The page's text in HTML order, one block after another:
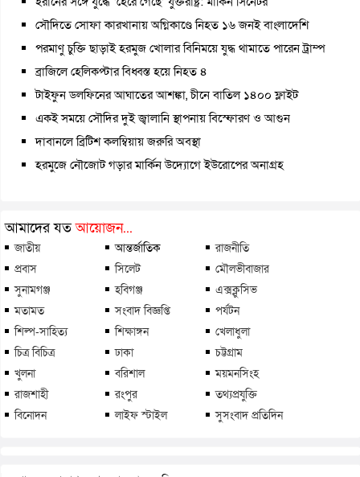
সৌদিতে সোফা কারখানায় অগ্নিকাণ্ডে নিহত ১৬ জনই বাংলাদেশি
পরমাণু চুক্তি ছাড়াই হরমুজ খোলার বিনিময়ে যুদ্ধ থামাতে পারেন ট্রাম্প
ব্রাজিলে হেলিকপ্টার বিধ্বস্ত হয়ে নিহত ৪
টাইফুন ডলফিনের আঘাতের আশঙ্কা, চীনে বাতিল ১৪০০ ফ্লাইট
একই সময়ে সৌদির দুই জ্বালানি স্থাপনায় বিস্ফোরণ ও আগুন
দাবানলে ব্রিটিশ কলম্বিয়ায় জরুরি অবস্থা
হরমুজে নৌজোট গড়ার মার্কিন উদ্যোগে ইউরোপের অনাগ্রহ
আমাদের যতআয়োজন...
জাতীয় আন্তর্জাতিক
রাজনীতি
প্রবাস
সিলেট
মৌলভীবাজার
সুনামগঞ্জ
হবিগঞ্জ
এক্সক্লুসিভ
মতামত
সংবাদ বিজ্ঞপ্তি
পর্যটন
শিল্প-সাহিত্য
শিক্ষাঙ্গন
খেলাধুলা
চিত্র বিচিত্র
ঢাকা
চট্টগ্রাম
খুলনা
বরিশাল
ময়মনসিংহ
রাজশাহী
রংপুর
তথ্যপ্রযুক্তি
বিনোদন
লাইফ স্টাইল সুসংবাদ প্রতিদিন